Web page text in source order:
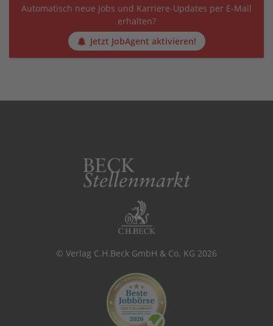
Automatisch neue Jobs und Karriere-Updates per E-Mail
erhalten?
Jetzt JobAgent aktivieren!
© Verlag C.H.Beck GmbH & Co. KG 2026